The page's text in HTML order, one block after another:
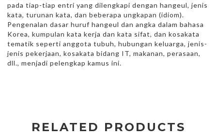
pada tiap-tiap entri yang dilengkapi dengan hangeul, jenis
kata, turunan kata, dan beberapa ungkapan (idiom).
Pengenalan dasar huruf hangeul dan angka dalam bahasa
Korea, kumpulan kata kerja dan kata sifat, dan kosakata
tematik seperti anggota tubuh, hubungan keluarga, jenis-
jenis pekerjaan, kosakata bidang IT, makanan, perasaan,
dll., menjadi pelengkap kamus ini.
RELATED PRODUCTS